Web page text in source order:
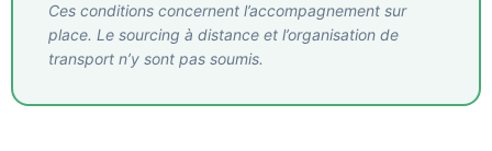
Ces conditions concernent l’accompagnement sur
place. Le sourcing à distance et l’organisation de
transport n’y sont pas soumis.